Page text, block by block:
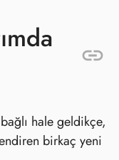
hale geldikçe,
birkaç yeni